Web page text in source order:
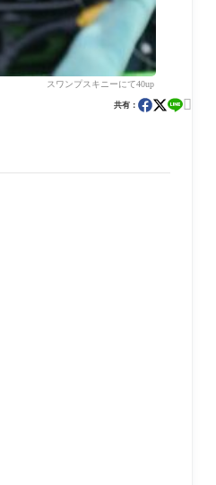
スワンプスキニーにて40up
共有： 